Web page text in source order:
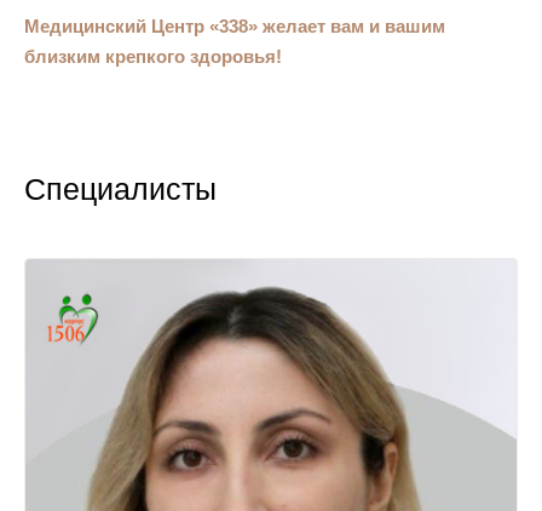
Медицинский Центр «338» желает вам и вашим
близким крепкого здоровья!
Специалисты